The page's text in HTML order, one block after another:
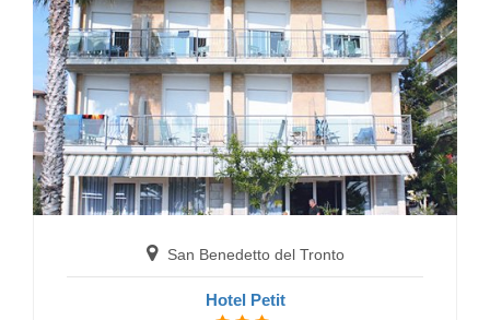
San Benedetto del Tronto
Hotel Riviera
HOTELS
San Benedetto del Tronto
Hotel Petit